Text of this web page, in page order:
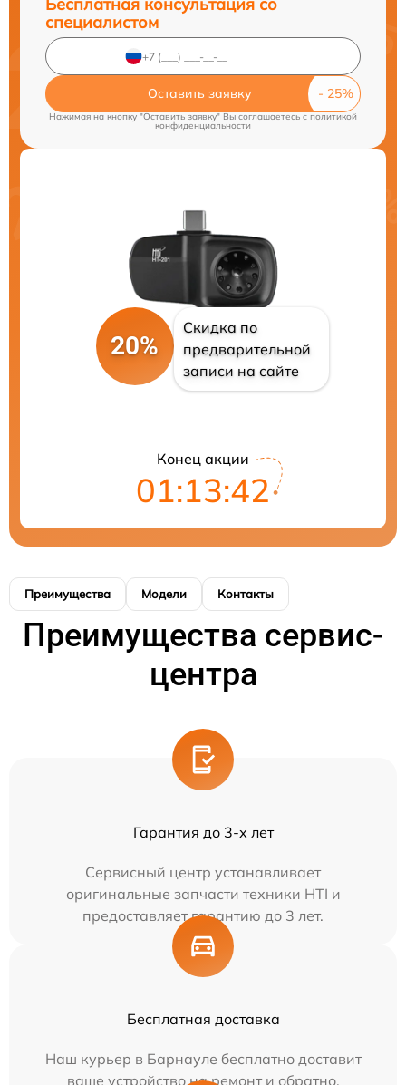
специалистом
Оставить заявку
Нажимая на кнопку "Оставить заявку" Вы соглашаетесь cполитикой
конфиденциальности
20%
Скидка по
предварительной
записи на сайте
Конец акции
01:13:42
Преимущества Модели Контакты
Преимущества сервис-
центра
Гарантия до 3-х лет
Сервисный центр устанавливает
оригинальные запчасти техники HTI и
предоставляет гарантию до 3 лет.
Бесплатная доставка
Наш курьер в Барнауле бесплатно доставит
ваше устройство на ремонт и обратно.